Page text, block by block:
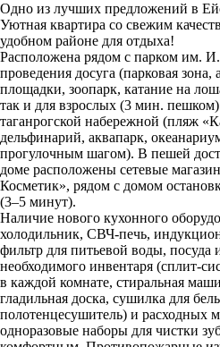
Одно из лучших предложений в
Уютная квартира со свежим
удобном районе для отдыха!
Расположена рядом с парком им.
проведения досуга (парковая
площадки, зоопарк, катание на
так и для взрослых (3 мин.
таганрогской набережной (пляж
дельфинарий, аквапарк,
прогулочным шагом). В пешей
доме расположены сетевые
Косметик», рядом с домом
(3–5 минут).
Наличие нового кухонного
холодильник, СВЧ-печь,
фильтр для питьевой воды, посуда
необходимого инвентаря (сплит-
в каждой комнате, стиральная
гладильная доска, сушилка для
полотенцесушитель) и расходных
одноразовые наборы для чистки